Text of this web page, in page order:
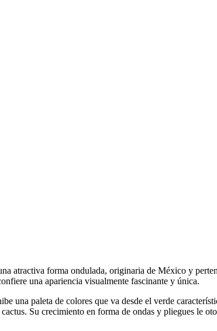
atractiva forma ondulada, originaria de México y
una apariencia visualmente fascinante y única.
una paleta de colores que va desde el verde
Su crecimiento en forma de ondas y pliegues le